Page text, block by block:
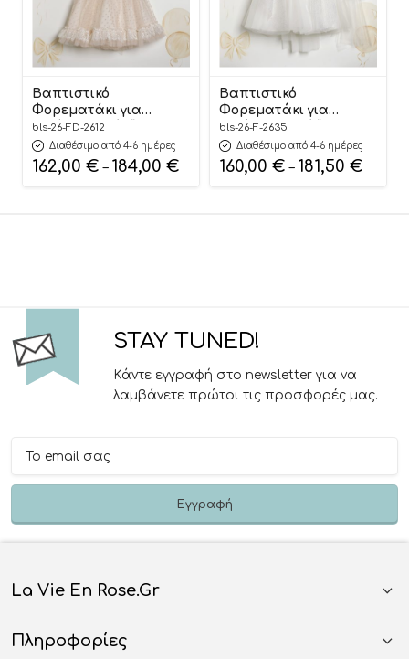
Βαπτιστικό
Φορεματάκι για
Κορίτσι Σομόν “Blush
Feather Elegance”
ΦΔ-2612, Lollipop
bls-26-FD-2612
Διαθέσιμο από 4-6 ημέρες
162,00 € – 184,00 €
Βαπτιστικό
Φορεματάκι για
Κορίτσι Λευκό “Pure
Floral Elegance”
Φ-2635, Lollipop
bls-26-F-2635
Διαθέσιμο από 4-6 ημέρες
160,00 € – 181,50 €
STAY TUNED!
Κάντε εγγραφή στο newsletter για να
λαμβάνετε πρώτοι τις προσφορές μας.
La Vie En Rose.gr
Πληροφορίες